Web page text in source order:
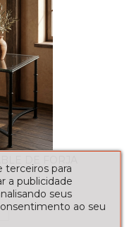
terceiros para
a publicidade
seus
ao seu